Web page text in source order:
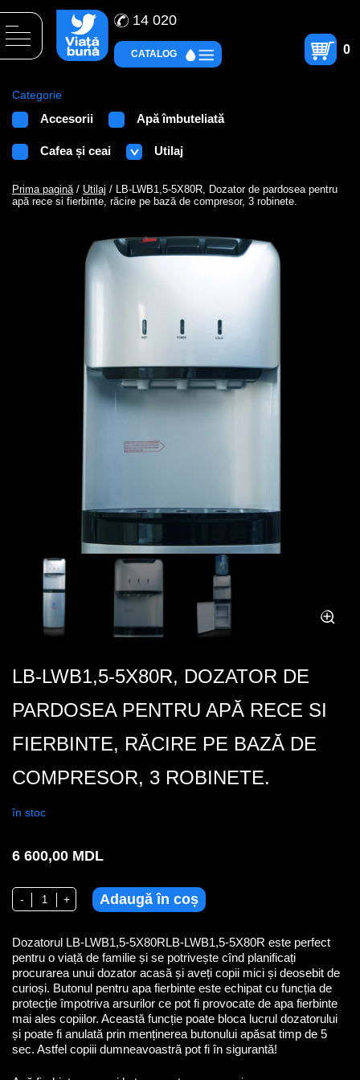
14 020
0
CATALOG
Categorie
Accesorii Apă îmbuteliată
Cafea și ceai Utilaj
Prima pagină/ Utilaj / LB-LWB1,5-5X80R, Dozator de pardosea pentru
apă rece si fierbinte, răcire pe bază de compresor, 3 robinete.
LB-LWB1,5-5X80R, DOZATOR DE
PARDOSEA PENTRU APĂ RECE SI
FIERBINTE, RĂCIRE PE BAZĂ DE
COMPRESOR, 3 ROBINETE.
în stoc
6 600,00 MDL
Cantitate LB-LWB1,5-5X80R, Dozator de pardosea pentru apă
- + Adaugă în coș
Dozatorul LB-LWB1,5-5X80RLB-LWB1,5-5X80R este perfect
pentru o viață de familie și se potrivește cînd planificați
procurarea unui dozator acasă și aveți copii mici și deosebit de
curioși. Butonul pentru apa fierbinte este echipat cu funcția de
protecție împotriva arsurilor ce pot fi provocate de apa fierbinte
mai ales copiilor. Această funcție poate bloca lucrul dozatorului
și poate fi anulată prin menținerea butonului apăsat timp de 5
sec. Astfel copiii dumneavoastră pot fi în sigurantă!